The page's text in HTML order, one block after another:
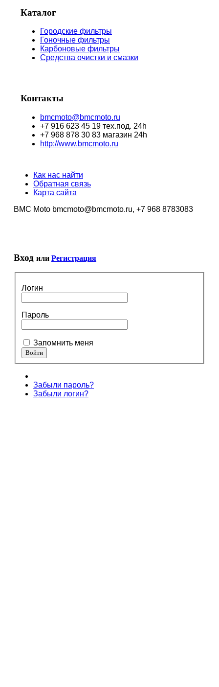
Каталог
Городские фильтры
Гоночные фильтры
Карбоновые фильтры
Средства очистки и смазки
Контакты
bmcmoto@bmcmoto.ru
+7 916 623 45 19 тех.под. 24h
+7 968 878 30 83 магазин 24h
http://www.bmcmoto.ru
Как нас найти
Обратная связь
Карта сайта
BMC Moto bmcmoto@bmcmoto.ru, +7 968 8783083
Вход или Регистрация
Логин
Пароль
Запомнить меня
Забыли пароль?
Забыли логин?